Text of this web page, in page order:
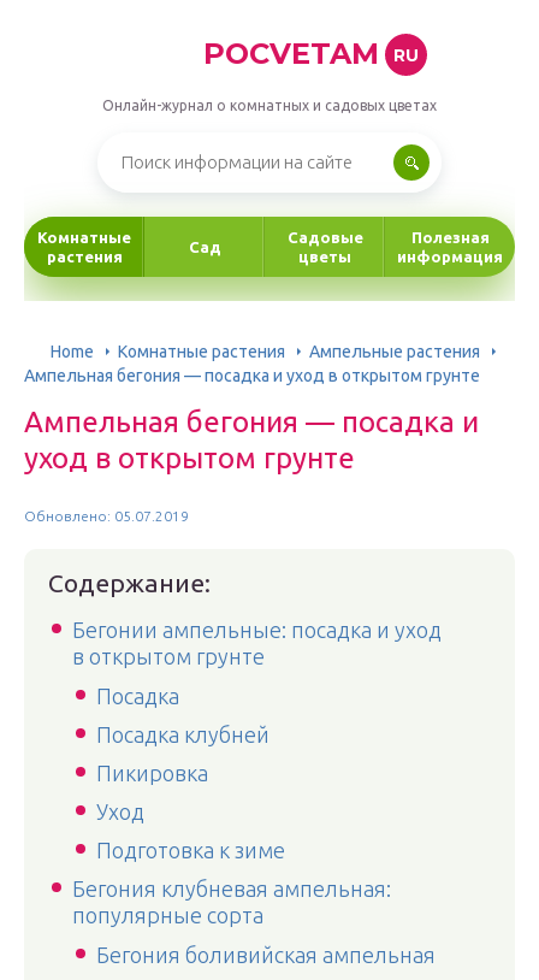
POCVETAM RU
Онлайн-журнал о комнатных и садовых цветах
Комнатные
растения
Сад
Садовые
цветы
Полезная
информация
Home Комнатные растения
Ампельные растения
Ампельная бегония — посадка и уход в открытом грунте
Ампельная бегония — посадка и
уход в открытом грунте
Обновлено: 05.07.2019
Содержание:
Бегонии ампельные: посадка и уход
в открытом грунте
Посадка
Посадка клубней
Пикировка
Уход
Подготовка к зиме
Бегония клубневая ампельная:
популярные сорта
Бегония боливийская ампельная